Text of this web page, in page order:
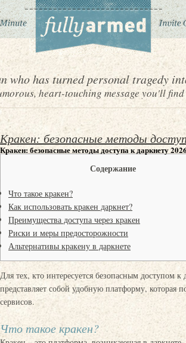
who has turned personal tragedy
heart-touching message you'll
Кракен: безопасные методы
Кракен: безопасные методы доступа к даркнету
Содержание
Что такое кракен?
Как использовать кракен даркнет?
Преимущества доступа через кракен
Риски и меры предосторожности
Альтернативы кракену в даркнете
Для тех, кто интересуется безопасным доступом к
представляет собой удобную платформу,
сервисов.
Что такое кракен?